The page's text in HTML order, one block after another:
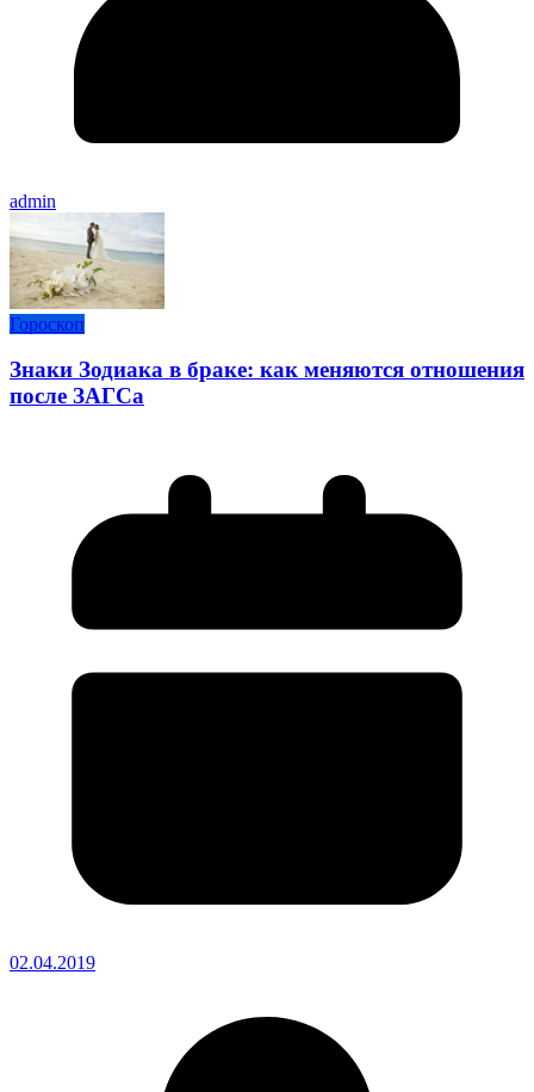
admin
Гороскоп
Знаки Зодиака в браке: как меняются отношения
после ЗАГСа
02.04.2019